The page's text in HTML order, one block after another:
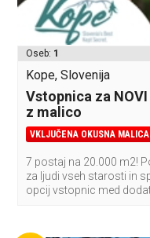
Oseb: 1
Kope, Slovenija
Vstopnica za NOVI
z malico
VKLJUČENA OKUSNA
7 postaj na 20.000 m2!
za ljudi vseh starosti in
opcij vstopnic med